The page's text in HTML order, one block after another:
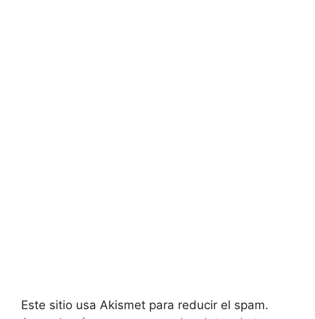
Este sitio usa Akismet para reducir el spam.